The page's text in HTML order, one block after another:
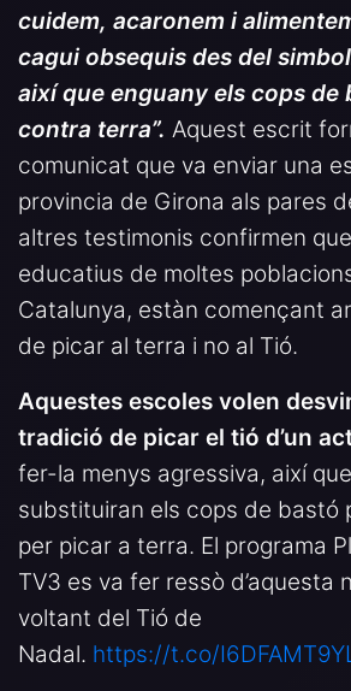
cuidem, acaronem i
cagui obsequis des del
així que enguany els cops de
contra terra”. Aquest escrit
comunicat que va enviar una
provincia de Girona als pares
altres testimonis confirmen
educatius de moltes
Catalunya, estàn començant
de picar al terra i no al Tió.
Aquestes escoles volen
tradició de picar el tió d’un
fer-la menys agressiva, així
substituiran els cops de bastó
per picar a terra. El programa
TV3 es va fer ressò d’aquesta
voltant del Tió de
Nadal. https://t.co/